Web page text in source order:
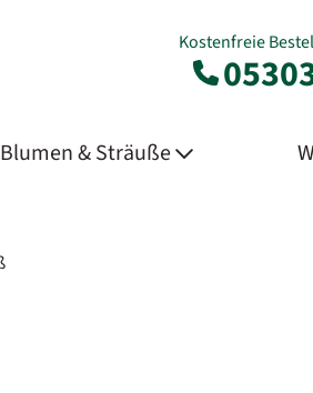
Kostenfreie
Blumen & Sträuße